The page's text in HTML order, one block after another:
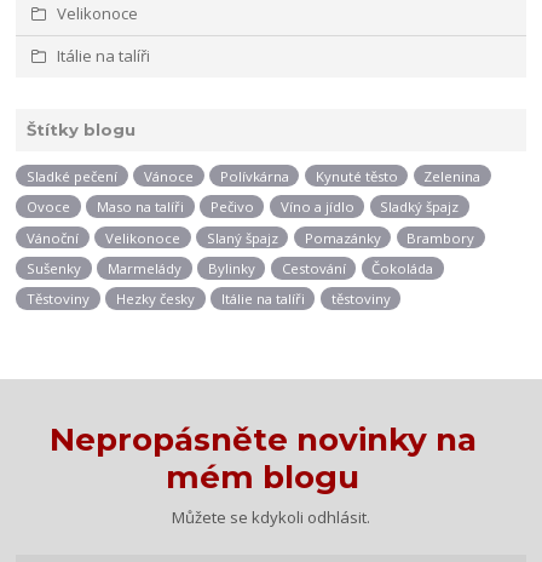
Velikonoce
Itálie na talíři
Štítky blogu
Sladké pečení Vánoce Polívkárna Kynuté těsto
Zelenina
Ovoce
Maso na talíři Pečivo Víno a jídlo
Sladký špajz
Vánoční
Velikonoce Slaný špajz Pomazánky
Brambory
Sušenky
Marmelády Bylinky Cestování
Čokoláda
Těstoviny
Hezky česky Itálie na talíři těstoviny
Nepropásněte novinky na
mém blogu
Můžete se kdykoli odhlásit.